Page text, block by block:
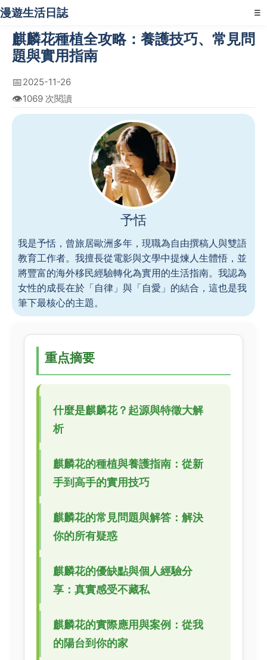
漫遊生活日誌 ☰
麒麟花種植全攻略：養護技巧、常見問
題與實用指南
📅2025-11-26
👁️1069 次閱讀
予恬
我是予恬，曾旅居歐洲多年，現職為自由撰稿人與雙語
教育工作者。我擅長從電影與文學中提煉人生體悟，並
將豐富的海外移民經驗轉化為實用的生活指南。我認為
女性的成長在於「自律」與「自愛」的結合，這也是我
筆下最核心的主題。
重点摘要
什麼是麒麟花？起源與特徵大解
析
麒麟花的種植與養護指南：從新
手到高手的實用技巧
麒麟花的常見問題與解答：解決
你的所有疑惑
麒麟花的優缺點與個人經驗分
享：真實感受不藏私
麒麟花的實際應用與案例：從我
的陽台到你的家